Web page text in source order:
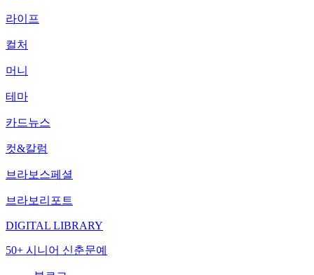
라이프
컬처
머니
테마
카드뉴스
컷&칼럼
브라보스페셜
브라보리포트
DIGITAL LIBRARY
50+ 시니어 신춘문예